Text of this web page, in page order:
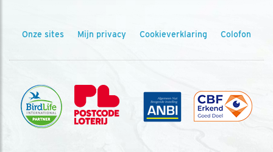
Onze sites Mijn privacy Cookieverklaring Colofon